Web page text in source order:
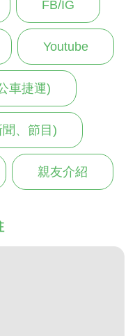
FB/IG
Youtube
車捷運)
、節目)
親友介紹